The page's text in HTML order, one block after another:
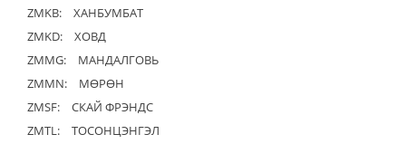
ZMKB:
ХАНБУМБАТ
ZMKD:
ХОВД
ZMMG:
МАНДАЛГОВЬ
ZMMN:
МӨРӨН
ZMSF:
СКАЙ ФРЭНДС
ZMTL:
ТОСОНЦЭНГЭЛ